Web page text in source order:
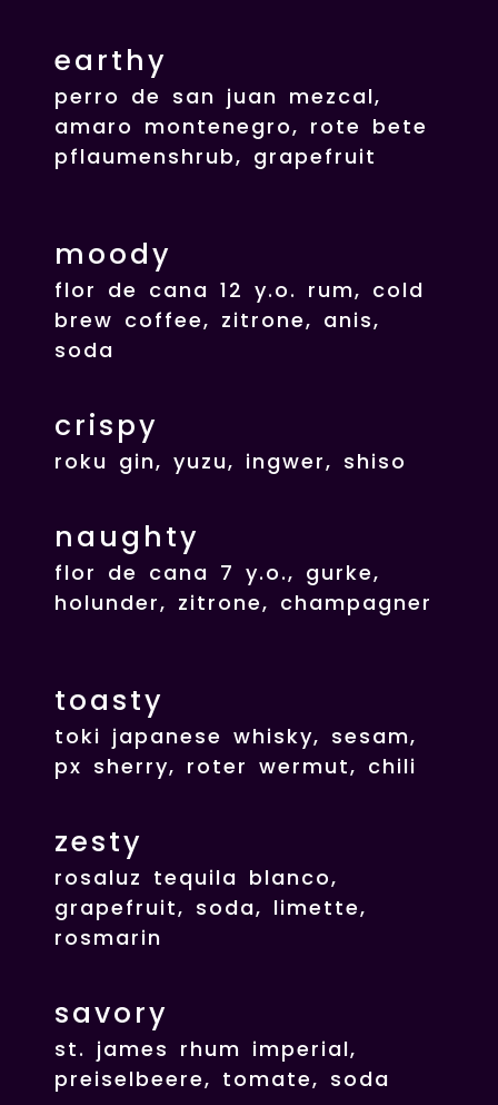
earthy
perro de san juan mezcal,
amaro montenegro, rote bete
pflaumenshrub, grapefruit
moody
flor de cana 12 y.o. rum, cold
brew coffee, zitrone, anis,
soda
crispy
roku gin, yuzu, ingwer, shiso
naughty
flor de cana 7 y.o., gurke,
holunder, zitrone, champagner
toasty
toki japanese whisky, sesam,
px sherry, roter wermut, chili
zesty
rosaluz tequila blanco,
grapefruit, soda, limette,
rosmarin
savory
st. james rhum imperial,
preiselbeere, tomate, soda